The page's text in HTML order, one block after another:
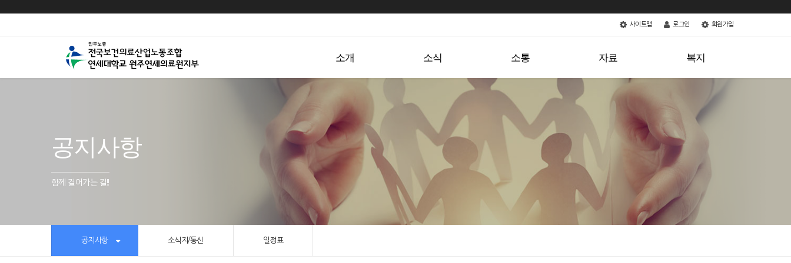
사이트맵 로그인 회원가입
소개 소식 소통 자료 복지
공지사항
함께 걸어가는 길!!
공지사항 소식지/통신 일정표